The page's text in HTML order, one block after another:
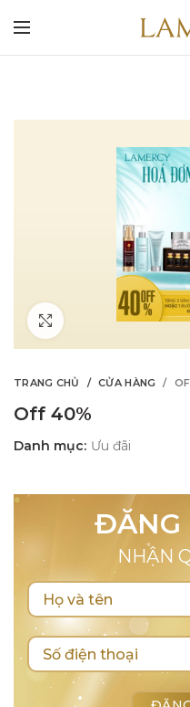
Click to enlarge
TRANG CHỦ CỬA HÀNG
Off 40%
Danh mục: Ưu đãi
ĐĂNG
NHẬN